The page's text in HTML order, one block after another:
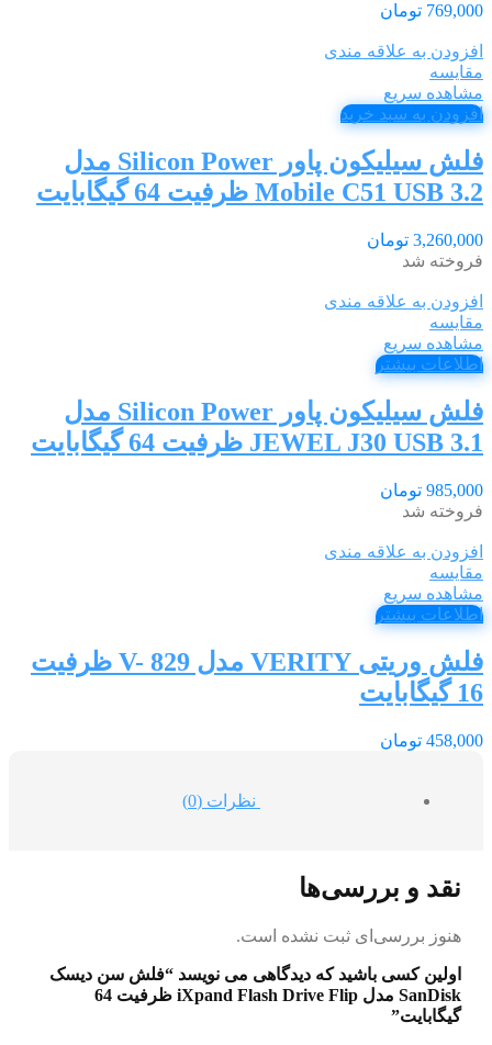
769,000 تومان
افزودن به علاقه مندی
مقایسه
مشاهده سریع
افزودن به سبد خرید
فلش سیلیکون پاور Silicon Power مدل
Mobile C51 USB 3.2 ظرفیت 64 گیگابایت
3,260,000 تومان
فروخته شد
افزودن به علاقه مندی
مقایسه
مشاهده سریع
اطلاعات بیشتر
فلش سیلیکون پاور Silicon Power مدل
JEWEL J30 USB 3.1 ظرفیت 64 گیگابایت
985,000 تومان
فروخته شد
افزودن به علاقه مندی
مقایسه
مشاهده سریع
اطلاعات بیشتر
فلش وریتی VERITY مدل V- 829 ظرفیت
16 گیگابایت
458,000 تومان
نظرات (0)
نقد و بررسی‌ها
هنوز بررسی‌ای ثبت نشده است.
اولین کسی باشید که دیدگاهی می نویسد “فلش سن دیسک
SanDisk مدل iXpand Flash Drive Flip ظرفیت 64
گیگابایت”